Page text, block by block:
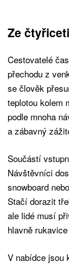
Ze
Cestovatelé
přechodu z
se člověk
teplotou kolem
podle mnoha
a zábavný
Součástí
Návštěvníci
snowboard
Stačí dorazit
ale lidé musí
hlavně
V nabídce jsou